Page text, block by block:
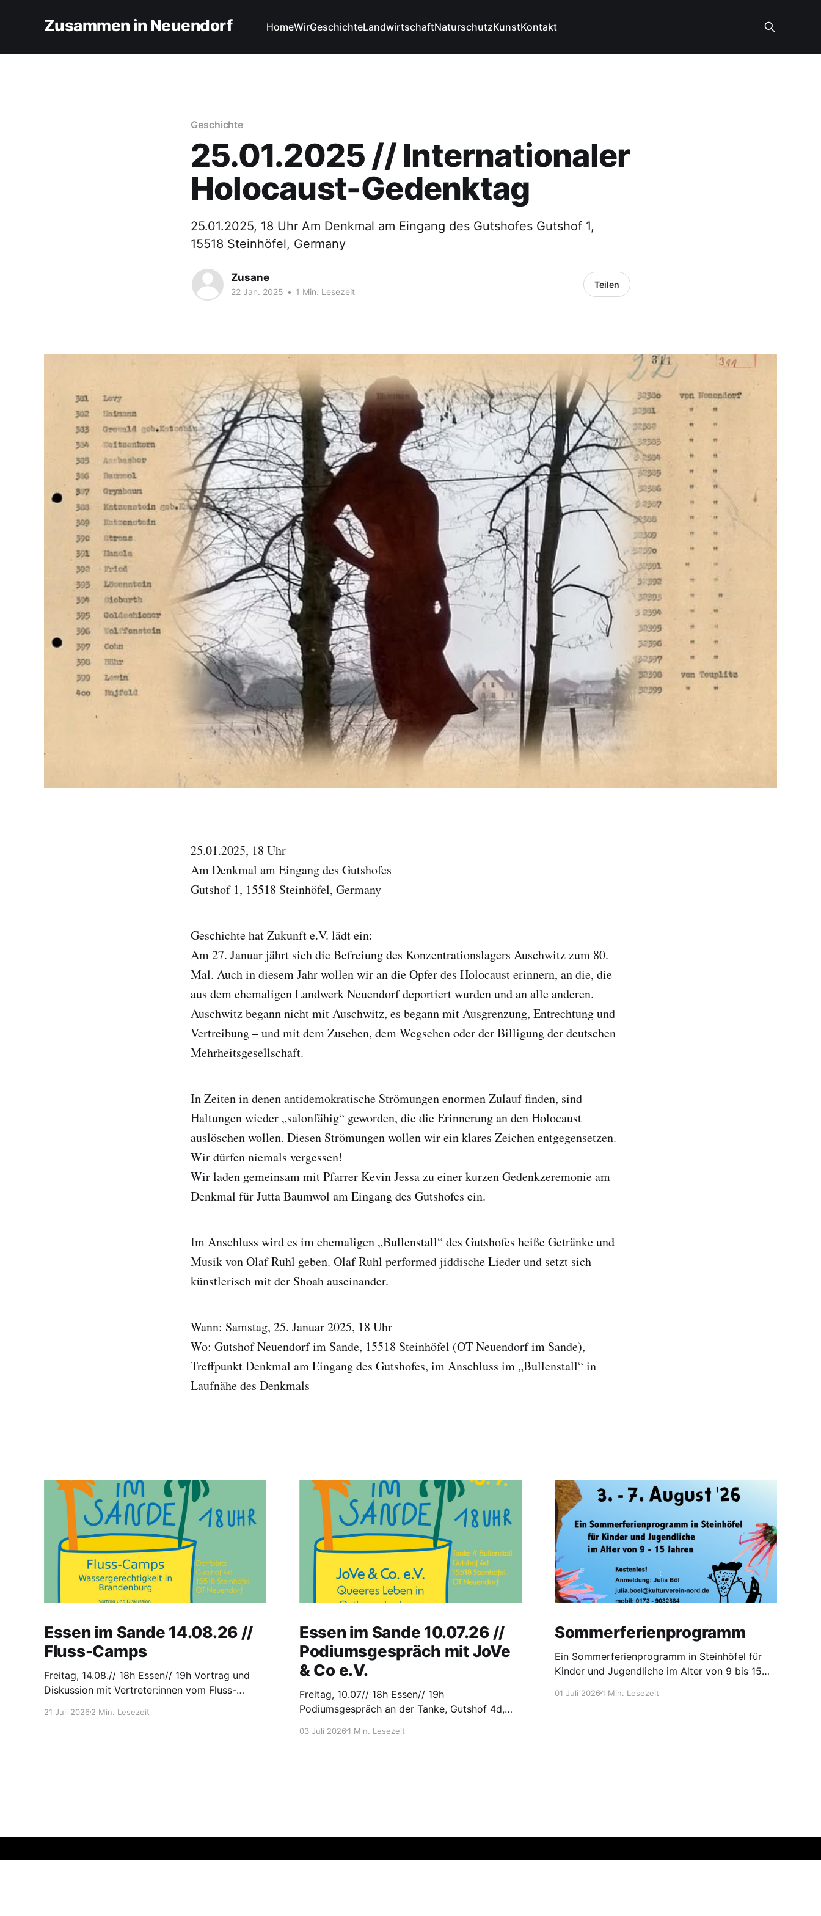
Zusammen in Neuendorf HomeWirGeschichteLandwirtschaftNaturschutzKunstKontakt
Geschichte
25.01.2025 // Internationaler
Holocaust-Gedenktag
25.01.2025, 18 Uhr Am Denkmal am Eingang des Gutshofes Gutshof 1,
15518 Steinhöfel, Germany
Zusane
22 Jan. 2025 • 1 Min. Lesezeit
Teilen
25.01.2025, 18 Uhr
Am Denkmal am Eingang des Gutshofes
Gutshof 1, 15518 Steinhöfel, Germany
Geschichte hat Zukunft e.V. lädt ein:
Am 27. Januar jährt sich die Befreiung des Konzentrationslagers Auschwitz zum 80.
Mal. Auch in diesem Jahr wollen wir an die Opfer des Holocaust erinnern, an die, die
aus dem ehemaligen Landwerk Neuendorf deportiert wurden und an alle anderen.
Auschwitz begann nicht mit Auschwitz, es begann mit Ausgrenzung, Entrechtung und
Vertreibung – und mit dem Zusehen, dem Wegsehen oder der Billigung der deutschen
Mehrheitsgesellschaft.
In Zeiten in denen antidemokratische Strömungen enormen Zulauf finden, sind
Haltungen wieder „salonfähig“ geworden, die die Erinnerung an den Holocaust
auslöschen wollen. Diesen Strömungen wollen wir ein klares Zeichen entgegensetzen.
Wir dürfen niemals vergessen!
Wir laden gemeinsam mit Pfarrer Kevin Jessa zu einer kurzen Gedenkzeremonie am
Denkmal für Jutta Baumwol am Eingang des Gutshofes ein.
Im Anschluss wird es im ehemaligen „Bullenstall“ des Gutshofes heiße Getränke und
Musik von Olaf Ruhl geben. Olaf Ruhl performed jiddische Lieder und setzt sich
künstlerisch mit der Shoah auseinander.
Wann: Samstag, 25. Januar 2025, 18 Uhr
Wo: Gutshof Neuendorf im Sande, 15518 Steinhöfel (OT Neuendorf im Sande),
Treffpunkt Denkmal am Eingang des Gutshofes, im Anschluss im „Bullenstall“ in
Laufnähe des Denkmals
Essen im Sande 14.08.26 //
Fluss-Camps
Freitag, 14.08.// 18h Essen// 19h Vortrag und
Diskussion mit Vertreter:innen vom Fluss-
Steinhöfel
21 Juli 2026 2 Min. Lesezeit
Essen im Sande 10.07.26 //
Podiumsgespräch mit JoVe
& Co e.V.
Freitag, 10.07// 18h Essen// 19h
Podiumsgespräch an der Tanke, Gutshof 4d,
03 Juli 20261 Min. Lesezeit
Sommerferienprogramm
Ein Sommerferienprogramm in Steinhöfel für
Kinder und Jugendliche im Alter von 9 bis 15
01 Juli 20261 Min. Lesezeit